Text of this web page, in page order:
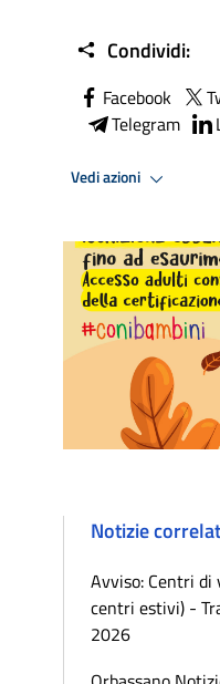
Condividi:
Facebook
Telegram
Vedi azioni
Notizie
Avviso: Centri di
centri estivi) -
2026